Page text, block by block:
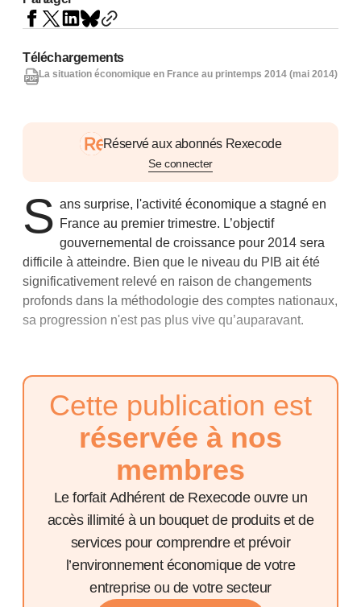
Réservé aux abonnés Rexecode
Se connecter
S ans surprise, l'activité économique a stagné en
France au premier trimestre. L’objectif
gouvernemental de croissance pour 2014 sera
difficile à atteindre. Bien que le niveau du PIB ait été
significativement relevé en raison de changements
profonds dans la méthodologie des comptes nationaux,
sa progression n'est pas plus vive qu’auparavant.
Cette publication est
réservée à nos
membres
Le forfait Adhérent de Rexecode ouvre un
accès illimité à un bouquet de produits et de
services pour comprendre et prévoir
l’environnement économique de votre
entreprise ou de votre secteur
Téléchargements
La situation économique en France au printemps 2014 (mai 2014)